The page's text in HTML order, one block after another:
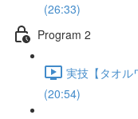
(26:33)
Program 2
実技【タオル
(20:54)